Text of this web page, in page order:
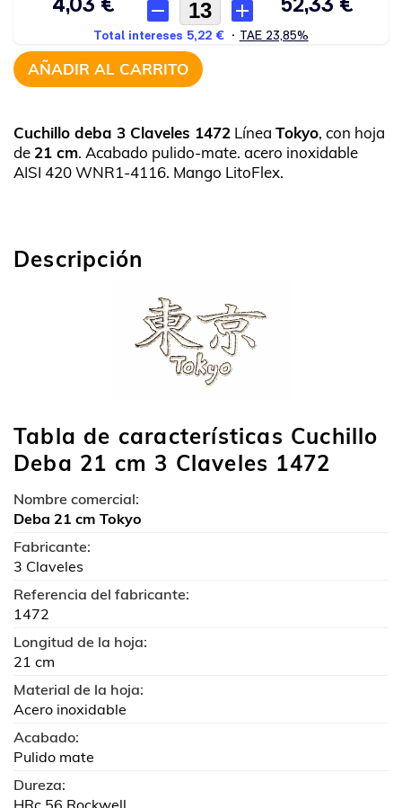
AÑADIR AL CARRITO
Cuchillo deba 3 Claveles 1472 Línea Tokyo, con hoja
de 21 cm. Acabado pulido-mate. acero inoxidable
AISI 420 WNR1-4116. Mango LitoFlex.
Descripción
Tabla de características Cuchillo
Deba 21 cm 3 Claveles 1472
Nombre comercial:
Deba 21 cm Tokyo
Fabricante:
3 Claveles
Referencia del fabricante:
1472
Longitud de la hoja:
21 cm
Material de la hoja:
Acero inoxidable
Acabado:
Pulido mate
Dureza:
HRc 56 Rockwell